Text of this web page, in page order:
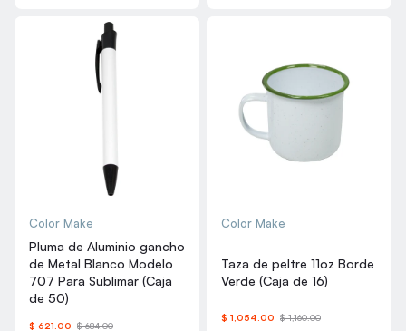
Color Make
Pluma de Aluminio gancho
de Metal Blanco Modelo
707 Para Sublimar (Caja
de 50)
$ 621.00 $ 684.00
Color Make
Taza de peltre 11oz Borde
Verde (Caja de 16)
$ 1,054.00 $ 1,160.00